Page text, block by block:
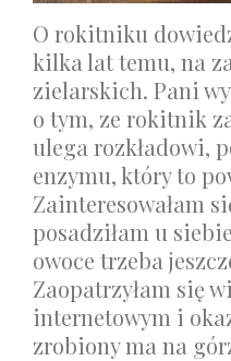
O rokitniku
kilka lat temu, na
zielarskich. Pani
o tym, ze rokitnik
ulega rozkładowi,
enzymu, który to
Zainteresowałam
posadziłam u
owoce trzeba
Zaopatrzyłam się
internetowym i
zrobiony ma na